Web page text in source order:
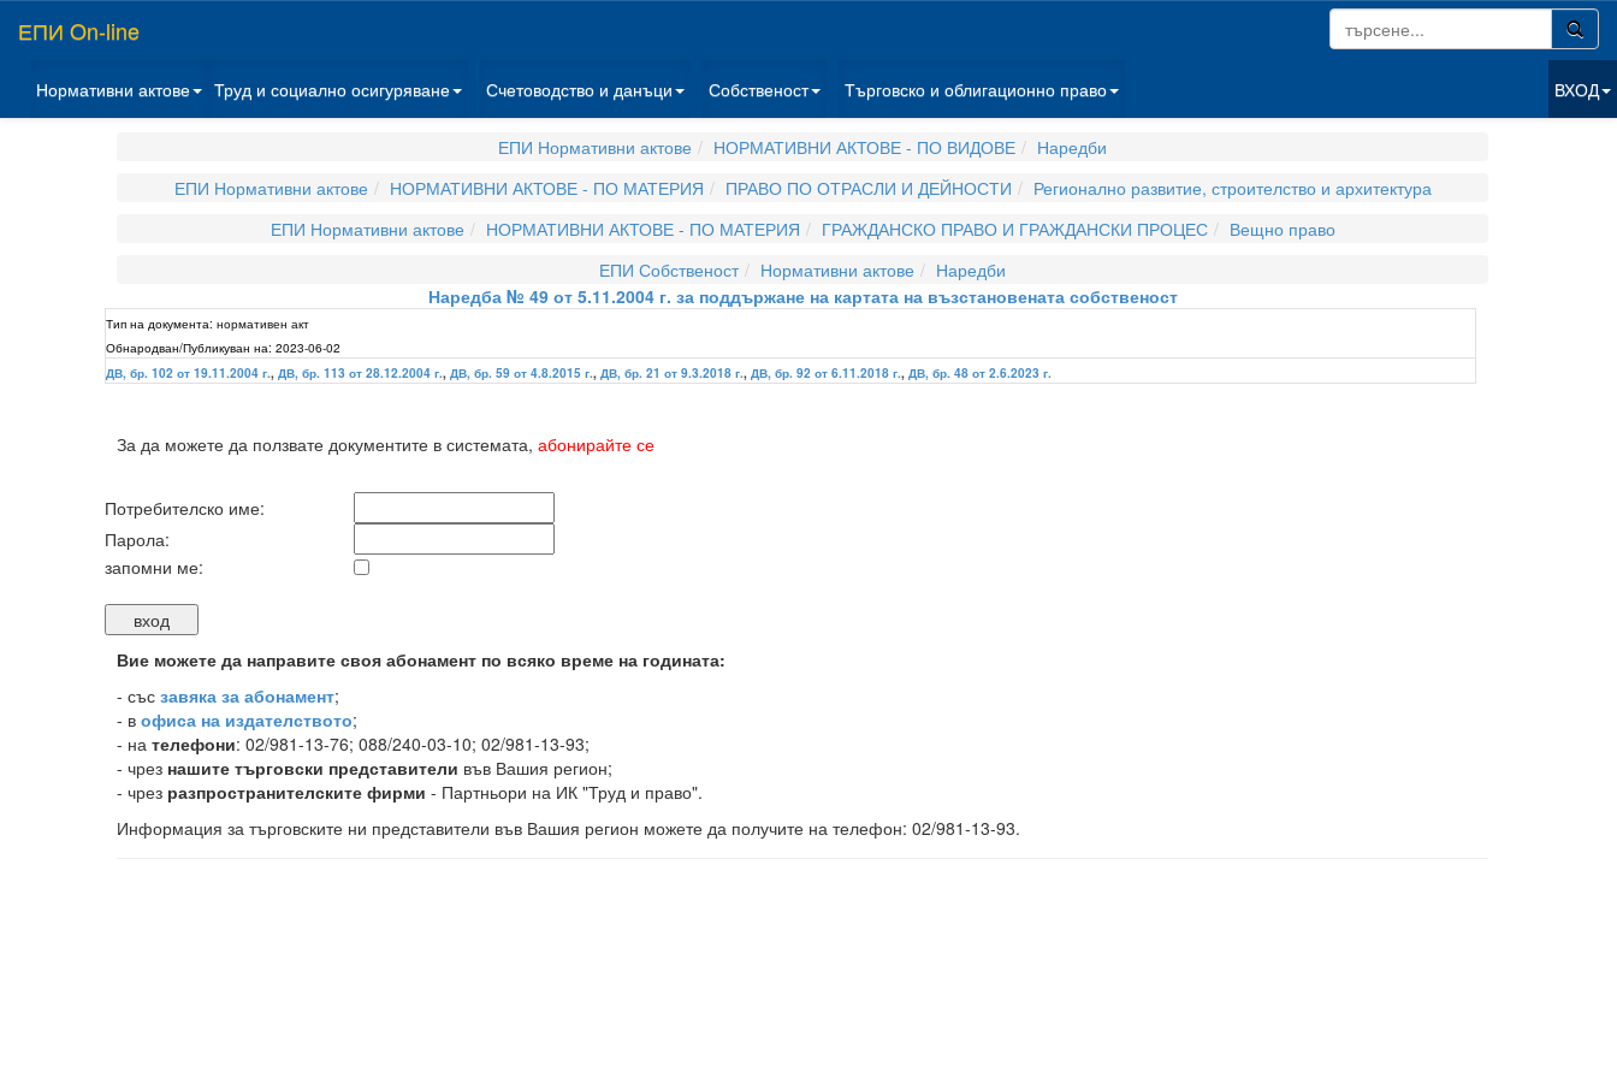
ЕПИ On-line
Нормативни актове Труд и социално осигуряване Счетоводство и данъци Собственост Търговско и облигационно право ВХОД
ЕПИ Нормативни актове НОРМАТИВНИ АКТОВЕ - ПО ВИДОВЕ
Наредби
ЕПИ Нормативни актове
НОРМАТИВНИ АКТОВЕ - ПО МАТЕРИЯ ПРАВО ПО ОТРАСЛИ И ДЕЙНОСТИ
Регионално развитие, строителство и архитектура
ЕПИ Нормативни актове
НОРМАТИВНИ АКТОВЕ - ПО МАТЕРИЯ ГРАЖДАНСКО ПРАВО И ГРАЖДАНСКИ ПРОЦЕС
Вещно право
ЕПИ Собственост
Нормативни актове
Наредби
Наредба № 49 от 5.11.2004 г. за поддържане на картата на възстановената собственост
Тип на документа: нормативен акт
Обнародван/Публикуван на: 2023-06-02
ДВ, бр. 102 от 19.11.2004 г., ДВ, бр. 113 от 28.12.2004 г., ДВ, бр. 59 от 4.8.2015 г., ДВ, бр. 21 от 9.3.2018 г., ДВ, бр. 92 от 6.11.2018 г., ДВ, бр. 48 от 2.6.2023 г.
За да можете да ползвате документите в системата, абонирайте се
Потребителско име:
Парола:
запомни ме:
Вие можете да направите своя абонамент по всяко време на годината:
- със завяка за абонамент;
- в офиса на издателството;
- на телефони: 02/981-13-76; 088/240-03-10; 02/981-13-93;
- чрез нашите търговски представители във Вашия регион;
- чрез разпространителските фирми - Партньори на ИК "Труд и право".
Информация за търговските ни представители във Вашия регион можете да получите на телефон: 02/981-13-93.